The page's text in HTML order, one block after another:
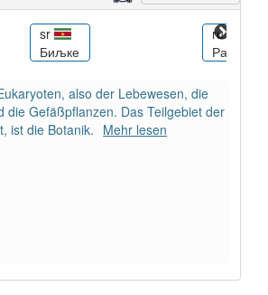
Растения
also der Lebewesen, die
Gefäßpflanzen. Das Teilgebiet der
ist die Botanik. Mehr lesen